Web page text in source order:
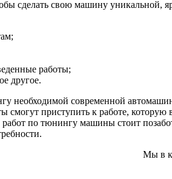
сделать свою машину уникальной,
работы;
другое.
необходимой современной
смогут приступить к работе,
работ по тюнингу машины стоит
Мы в